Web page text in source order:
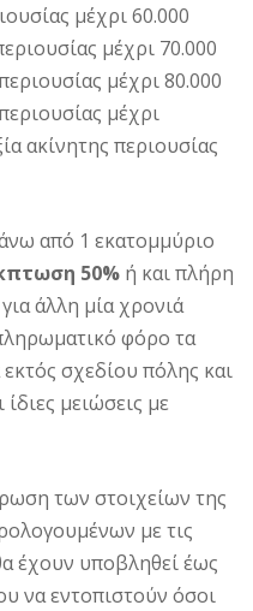
μέχρι 60.000
μέχρι 70.000
μέχρι 80.000
μέχρι
ακίνητης περιουσίας
από 1 εκατομμύριο
50% ή και πλήρη
άλλη μία χρονιά
φόρο τα
σχεδίου πόλης και
μειώσεις με
των στοιχείων της
με τις
έχουν υποβληθεί έως
να εντοπιστούν όσοι